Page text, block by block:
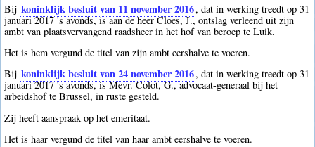
Bij koninklijk besluit van 11 november 2016, dat in werking treedt op 31
januari 2017 's avonds, is aan de heer Cloes, J., ontslag verleend uit zijn
ambt van plaatsvervangend raadsheer in het hof van beroep te Luik.
Het is hem vergund de titel van zijn ambt eershalve te voeren.
Bij koninklijk besluit van 24 november 2016, dat in werking treedt op 31
januari 2017 's avonds, is Mevr. Colot, G., advocaat-generaal bij het
arbeidshof te Brussel, in ruste gesteld.
Zij heeft aanspraak op het emeritaat.
Het is haar vergund de titel van haar ambt eershalve te voeren.